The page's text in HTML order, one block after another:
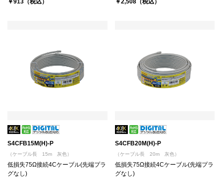
￥913（税込）
￥2,508（税込）
S4CFB15M(H)-P
（ケーブル長 15m 灰色）
低損失75Ω接続4Cケーブル(先端プラ
グなし)
S4CFB20M(H)-P
（ケーブル長 20m 灰色）
低損失75Ω接続4Cケーブル(先端プラ
グなし)